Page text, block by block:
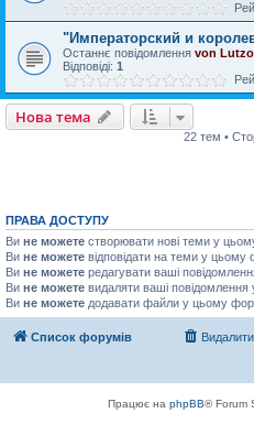
"Императорский и
Останнє повідомлення von
Відповіді: 1
Нова тема
22 тем •
ПРАВА ДОСТУПУ
Ви не можете створювати нові теми у
Ви не можете відповідати на теми у цьому
Ви не можете редагувати ваші
Ви не можете видаляти ваші
Ви не можете додавати файли у цьому
Список форумів
Працює на phpBB® Forum